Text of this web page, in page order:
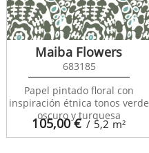
105,00€ / 5,2 m²
Maiba Flowers
683185
Papel pintado floral con
inspiración étnica tonos verde
oscuro y turquesa